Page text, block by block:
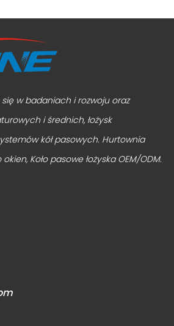
w badaniach i rozwoju oraz
i średnich, łożysk
kół pasowych. Hurtownia
okien, Koło pasowe łożyska OEM/ODM.